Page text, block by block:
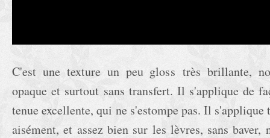
C'est une texture un peu gloss très brillante,
opaque et surtout sans transfert. Il s'applique de
tenue excellente, qui ne s'estompe pas. Il
aisément, et assez bien sur les lèvres, sans